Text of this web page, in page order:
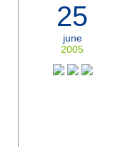
25
june
2005